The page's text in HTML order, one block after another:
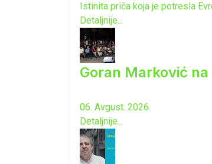
Istinita priča koja je potresla
Detaljnije...
Goran Marković
06. Avgust. 2026.
Detaljnije...